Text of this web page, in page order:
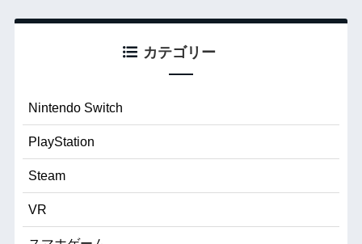
カテゴリー
Nintendo Switch
PlayStation
Steam
VR